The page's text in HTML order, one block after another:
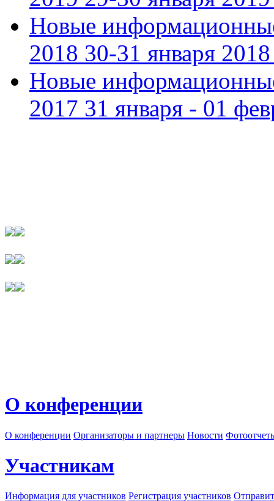
Новые
2018 30-31 января 2018
Новые
2017 31 января - 01
О конференции
О конференции Организаторы и партнеры Новости
Участникам
Информация для участников Регистрация участников